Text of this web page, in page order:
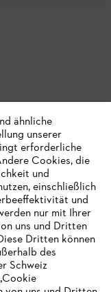
ähnliche
unserer
erforderliche
Cookies, die
und
einschließlich
und
nur mit Ihrer
uns und Dritten
Dritten können
des
Schweiz